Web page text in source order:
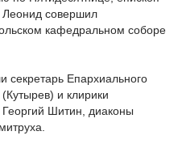
Леонид совершил
кафедральном соборе
секретарь Епархиального
и клирики
Шитин, диаконы